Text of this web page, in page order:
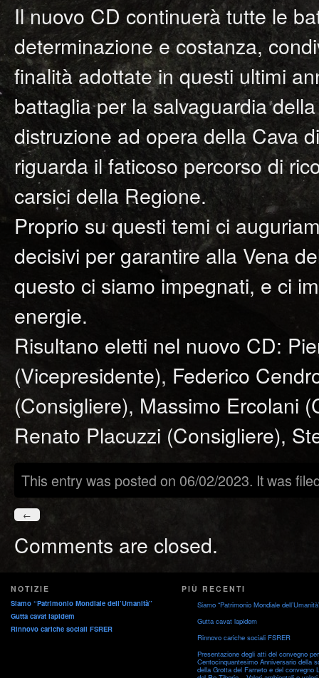
Il nuovo CD continuerà tutte le
determinazione e costanza,
finalità adottate in questi ultimi
battaglia per la salvaguardia
distruzione ad opera della Cava
riguarda il faticoso percorso di
carsici della Regione.
Proprio su questi temi ci
decisivi per garantire alla Vena
questo ci siamo impegnati, e ci
energie.
Risultano eletti nel nuovo CD:
(Vicepresidente), Federico
(Consigliere), Massimo Ercolani
Renato Placuzzi (Consigliere),
This entry was posted on 06/02/2023. It was
←
Comments are closed.
NOTIZIE
Siamo “Patrimonio Mondiale dell’Umanità”
Gutta cavat lapidem
Rinnovo cariche sociali FSRER
PIÙ RECENTI
Siamo “Patrimonio Mondiale
Gutta cavat lapidem
Rinnovo cariche sociali FSRER
Presentazione degli atti del convegno
Centocinquantesimo Anniversario della
della Grotta del Farneto e del convegno